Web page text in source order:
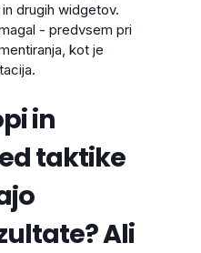
drugih widgetov.
- predvsem pri
kot je
in
taktike
Ali